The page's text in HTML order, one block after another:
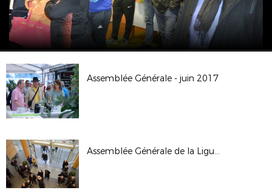
Assemblée Générale - juin 2017
Assemblée Générale de la Ligue - janv 2017